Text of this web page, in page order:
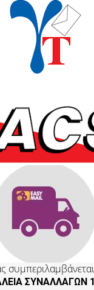
ΣΥΝΑΛΛΑΓΩΝ